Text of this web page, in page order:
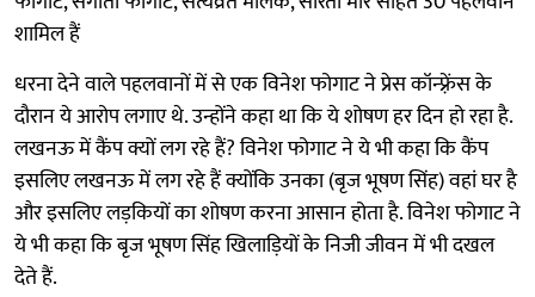
शामिल हैं
धरना देने वाले पहलवानों में से एक विनेश फोगाट ने प्रेस कॉन्फ़्रेंस के
दौरान ये आरोप लगाए थे. उन्होंने कहा था कि ये शोषण हर दिन हो रहा है.
लखनऊ में कैंप क्यों लग रहे हैं? विनेश फोगाट ने ये भी कहा कि कैंप
इसलिए लखनऊ में लग रहे हैं क्योंकि उनका (बृज भूषण सिंह) वहां घर है
और इसलिए लड़कियों का शोषण करना आसान होता है. विनेश फोगाट ने
ये भी कहा कि बृज भूषण सिंह खिलाड़ियों के निजी जीवन में भी दखल
देते हैं.